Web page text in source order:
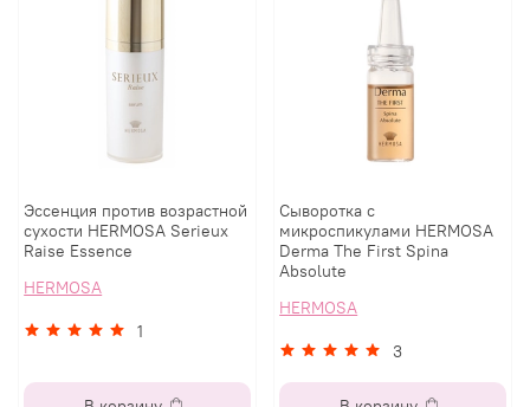
Эссенция против возрастной
сухости HERMOSA Serieux
Raise Essence
HERMOSA
1
Сыворотка с
микроспикулами HERMOSA
Derma The First Spina
Absolute
HERMOSA
3